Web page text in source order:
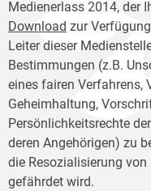
Medienerlass 2014, der
Download zur
Leiter dieser
Bestimmungen (z.B.
eines fairen Verfahrens,
Geheimhaltung,
Persönlichkeitsrechte
deren Angehörigen) zu
die Resozialisierung
gefährdet wird.